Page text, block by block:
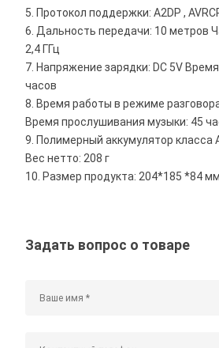
5. Протокол поддержки: A2DP ,
6. Дальность передачи: 10 метров
2,4 ГГц
7. Напряжение зарядки: DC 5V
часов
8. Время работы в режиме
Время прослушивания музыки: 45
9. Полимерный аккумулятор класса
Вес нетто: 208 г
10. Размер продукта: 204*185 *84 мм
Задать вопрос о товаре